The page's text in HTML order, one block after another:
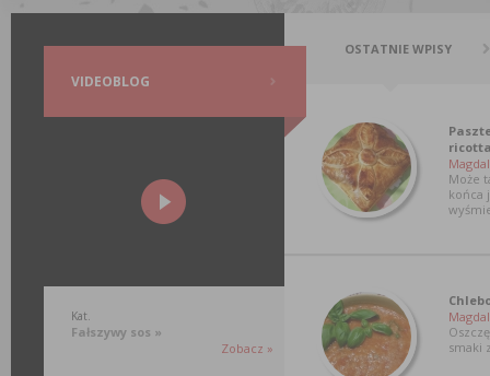
VIDEOBLOG
Kat.
Fałszywy sos »
Zobacz »
OSTATNIE WPISY
Może
końca
smaki